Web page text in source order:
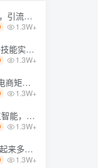
【揭秘】
1.3W+
也能打造*IP
1.3W+
节课）
1.3W+
入门
1.3W+
含免费工具
1.3W+
【揭秘】
1.3W+
也能打造*IP
1.3W+
节课）
1.3W+
入门
1.3W+
含免费工具
1.3W+